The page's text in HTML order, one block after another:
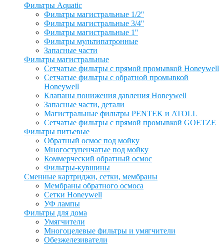
Фильтры Aquatic
Фильтры магистральные 1/2''
Фильтры магистральные 3/4''
Фильтры магистральные 1''
Фильтры мультипатронные
Запасные части
Фильтры магистральные
Сетчатые фильтры с прямой промывкой Honeywell
Сетчатые фильтры с обратной промывкой
Honeywell
Клапаны понижения давления Honeywell
Запасные части, детали
Магистральные фильтры PENTEK и ATOLL
Сетчатые фильтры с прямой промывкой GOETZE
Фильтры питьевые
Обратный осмос под мойку
Многоступенчатые под мойку
Коммерческий обратный осмос
Фильтры-кувшины
Сменные картриджи, сетки, мембраны
Мембраны обратного осмоса
Сетки Honeywell
УФ лампы
Фильтры для дома
Умягчители
Многоцелевые фильтры и умягчители
Обезжелезиватели